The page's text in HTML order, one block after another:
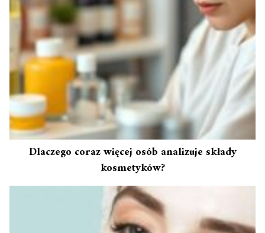
Dlaczego coraz więcej osób analizuje składy
kosmetyków?